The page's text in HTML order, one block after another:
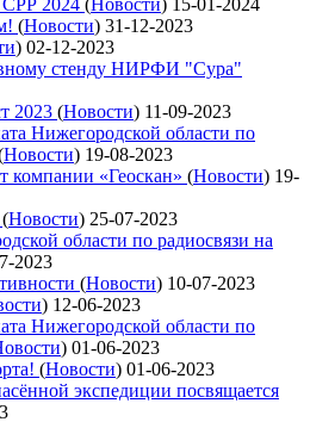
(Новости) 31-12-2023
) 02-12-2023
стенду НИРФИ "Сура"
2023 (Новости) 11-09-2023
Нижегородской области по
Новости) 19-08-2023
«Геоскан» (Новости) 19-
(Новости) 25-07-2023
области по радиосвязи на
2023
(Новости) 10-07-2023
) 12-06-2023
Нижегородской области по
) 01-06-2023
(Новости) 01-06-2023
экспедиции посвящается